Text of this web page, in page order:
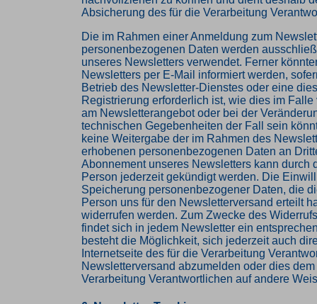
Absicherung des für die Verarbeitung
Die im Rahmen einer Anmeldung zum
personenbezogenen Daten werden
unseres Newsletters verwendet. Ferner
Newsletters per E-Mail informiert werden,
Betrieb des Newsletter-Dienstes oder eine
Registrierung erforderlich ist, wie dies im
am Newsletterangebot oder bei der
technischen Gegebenheiten der Fall sein
keine Weitergabe der im Rahmen des
erhobenen personenbezogenen Daten an
Abonnement unseres Newsletters kann durch
Person jederzeit gekündigt werden. Die
Speicherung personenbezogener Daten, die
Person uns für den Newsletterversand erteilt
widerrufen werden. Zum Zwecke des
findet sich in jedem Newsletter ein
besteht die Möglichkeit, sich jederzeit auch
Internetseite des für die Verarbeitung
Newsletterversand abzumelden oder dies
Verarbeitung Verantwortlichen auf andere